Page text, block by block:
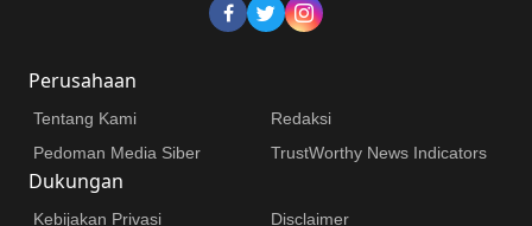
Perusahaan
Tentang Kami
Redaksi
Pedoman Media Siber
TrustWorthy News Indicators
Dukungan
Kebijakan Privasi Disclaimer